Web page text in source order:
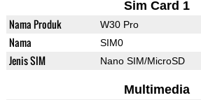
Sim Card 1
Nama Produk W30 Pro
Nama SIM0
Jenis SIM Nano SIM/MicroSD
Multimedia